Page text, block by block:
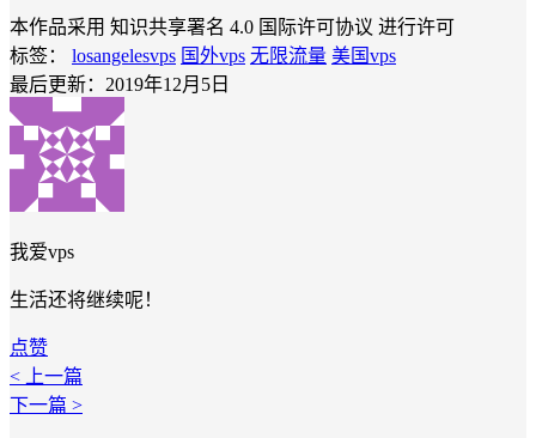
本作品采用 知识共享署名 4.0 国际许可协议 进行许可
标签：
losangelesvps 国外vps 无限流量 美国vps
最后更新：2019年12月5日
我爱vps
生活还将继续呢！
点赞
< 上一篇
下一篇 >